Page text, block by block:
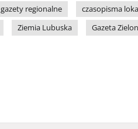
gazety regionalne czasopisma
Ziemia Lubuska Gazeta